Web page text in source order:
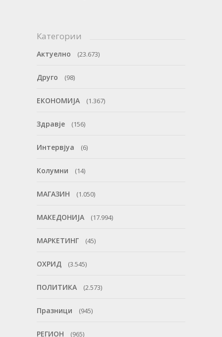
Категории
Актуелно (23.673)
Друго (98)
ЕКОНОМИЈА (1.367)
Здравје (156)
Интервјуа (6)
Колумни (14)
МАГАЗИН (1.050)
МАКЕДОНИЈА (17.994)
МАРКЕТИНГ (45)
ОХРИД (3.545)
ПОЛИТИКА (2.573)
Празници (945)
РЕГИОН (965)